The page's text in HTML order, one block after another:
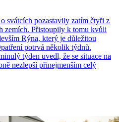
svátcích pozastavily zatím čtyři z
zemích. Přistoupily k tomu kvůli
Rýna, který je důležitou
potrvá několik týdnů.
týden uvedl, že se situace na
nezlepší přinejmenším celý